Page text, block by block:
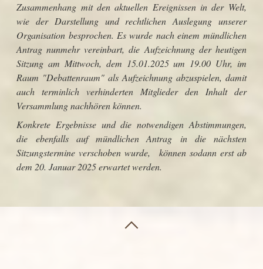
Zusammenhang mit den aktuellen Ereignissen in der Welt,
wie der Darstellung und rechtlichen Auslegung unserer
Organisation besprochen. Es wurde nach einem mündlichen
Antrag nunmehr vereinbart, die Aufzeichnung der heutigen
Sitzung am Mittwoch, dem 15.01.2025 um 19.00 Uhr, im
Raum "Debattenraum" als Aufzeichnung abzuspielen, damit
auch terminlich verhinderten Mitglieder den Inhalt der
Versammlung nachhören können.
Konkrete Ergebnisse und die notwendigen Abstimmungen,
die ebenfalls auf mündlichen Antrag in die nächsten
Sitzungstermine verschoben wurde, können sodann erst ab
dem 20. Januar 2025 erwartet werden.